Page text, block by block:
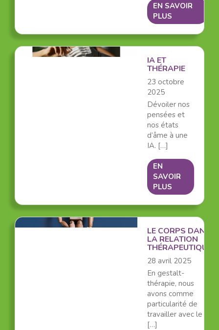
EN SAVOIR
PLUS
IA ET
THÉRAPIE
23 octobre
2025
Dévoiler nos
pensées et
nos états
d’âme à une
IA. […]
EN
SAVOIR
PLUS
LE CORPS DANS
LA RELATION
THÉRAPEUTIQUE
28 avril 2025
En gestalt-
thérapie, nous
avons comme
particularité de
travailler avec le
[…]